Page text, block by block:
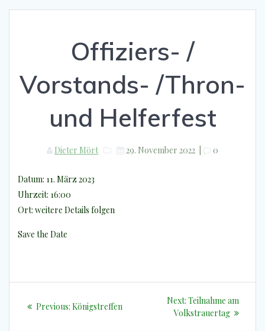
Offiziers- /
Vorstands- /Thron-
und Helferfest
Dieter Mört 29. November 2022 0
Datum: 11. März 2023
Uhrzeit: 16:00
Ort: weitere Details folgen
Save the Date
Beitragsnavigation
Previous: Previous
Königstreffen
Next: Next
post:
Teilnahme am
Volkstrauertag